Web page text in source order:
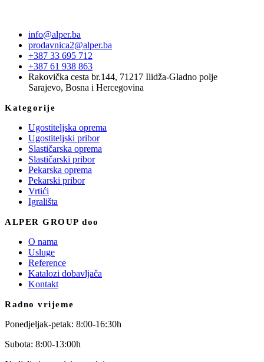
info@alper.ba
prodavnica2@alper.ba
+387 33 695 712
+387 61 938 863
Rakovička cesta br.144, 71217 Ilidža-Gladno polje
Sarajevo, Bosna i Hercegovina
Kategorije
Ugostiteljska oprema
Ugostiteljski pribor
Slastičarska oprema
Slastičarski pribor
Pekarska oprema
Pekarski pribor
Vrtići
Igrališta
ALPER GROUP doo
O nama
Usluge
Reference
Katalozi dobavljača
Kontakt
Radno vrijeme
Ponedjeljak-petak: 8:00-16:30h
Subota: 8:00-13:00h